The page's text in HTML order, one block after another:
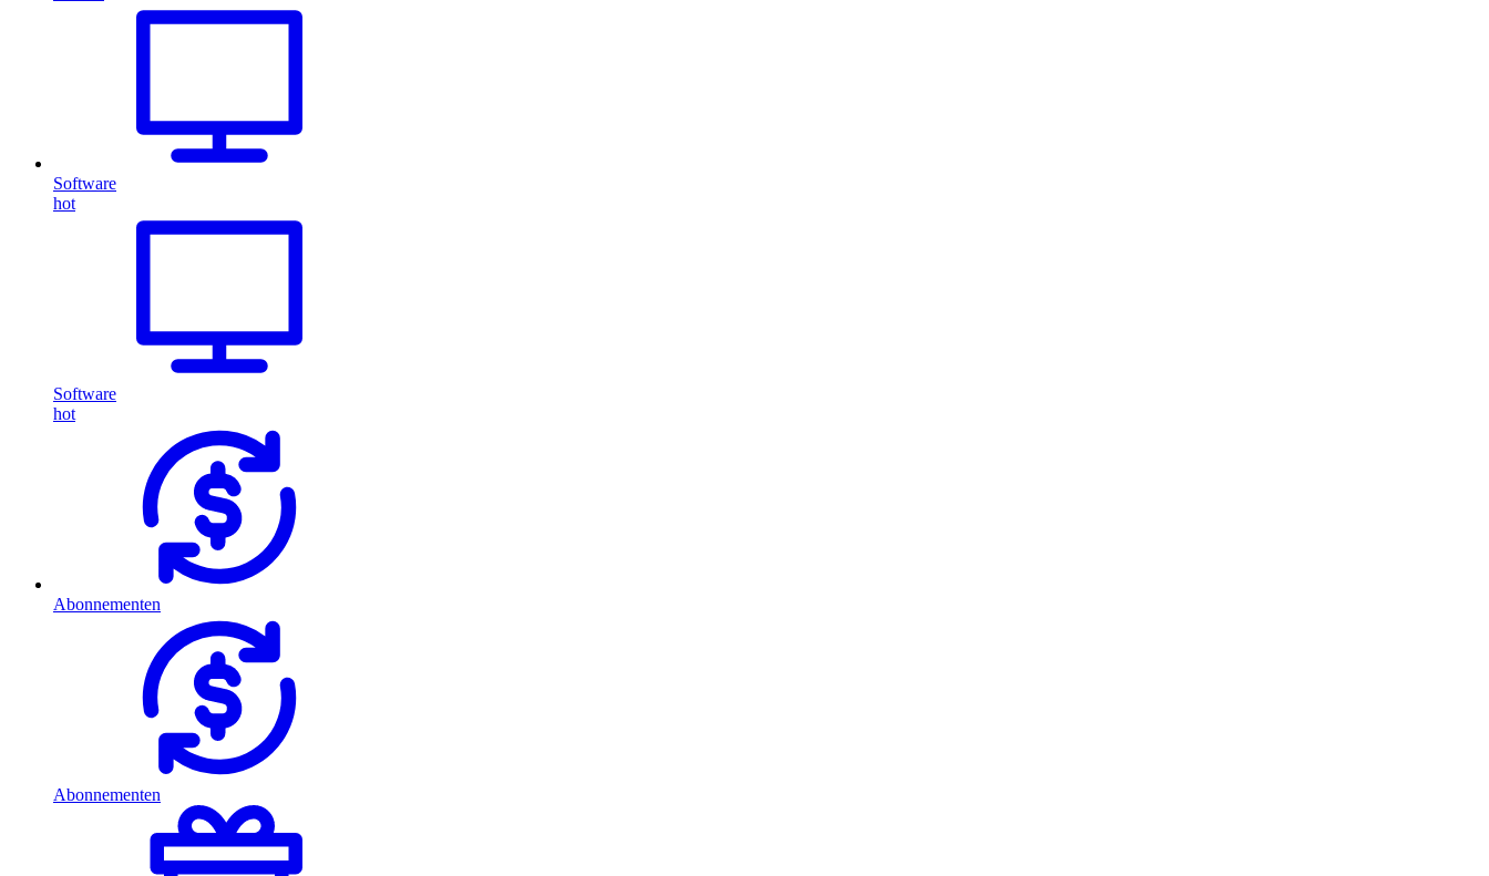
Software
hot
Software
hot
Abonnementen
Abonnementen